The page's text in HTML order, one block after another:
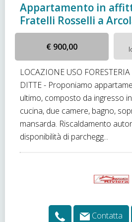
Appartamento in
Fratelli Rosselli a
€ 900,00
LOCAZIONE USO
DITTE - Proponiamo
ultimo, composto da ingresso
cucina, due camere, bagno,
mansarda. Riscaldamento
disponibilità di parchegg...
Contatta